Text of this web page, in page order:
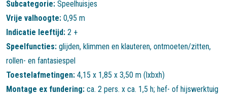
Subcategorie: Speelhuisjes
Vrije valhoogte: 0,95 m
Indicatie leeftijd: 2 +
Speelfuncties: glijden, klimmen en klauteren, ontmoeten/zitten,
rollen- en fantasiespel
Toestelafmetingen: 4,15 x 1,85 x 3,50 m (lxbxh)
Montage ex fundering: ca. 2 pers. x ca. 1,5 h; hef- of hijswerktuig